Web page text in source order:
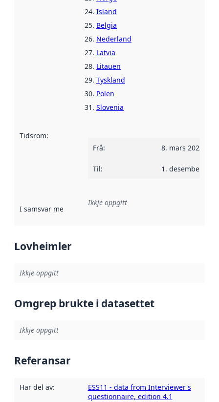
Island
Belgia
Nederland
Latvia
Litauen
Tyskland
Polen
Slovenia
Tidsrom:
Frå: 8. mars 2023
Til: 1. desember
I samsvar med Referanse til ei implementeringsregel eller
Ikkje oppgitt
Lovheimler
Ikkje oppgitt
Omgrep brukte i datasettet
Ikkje oppgitt
Referansar
Har del av:
ESS11 - data from Interviewer's
questionnaire, edition 4.1